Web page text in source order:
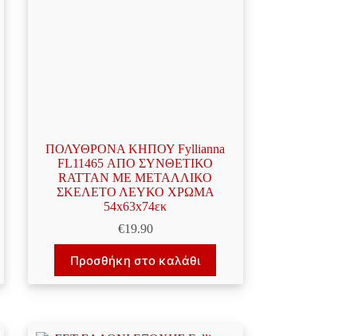
ΠΟΛΥΘΡΟΝΑ ΚΗΠΟΥ Fyllianna
FL11465 ΑΠΟ ΣΥΝΘΕΤΙΚΟ
RATTAN MΕ ΜΕΤΑΛΛΙΚΟ
ΣΚΕΛΕΤΟ ΛΕΥΚΟ ΧΡΩΜΑ
54x63x74εκ
€19.90
Προσθήκη στο καλάθι